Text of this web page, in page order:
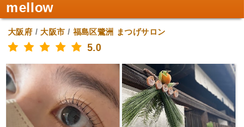
mellow
大阪府 /大阪市 / 福島区鷺洲 まつげサロン
5.0